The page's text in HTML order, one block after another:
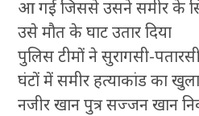
आ गई जिससे उसने समीर के
उसे मौत के घाट उतार दिया
पुलिस टीमों ने सुरागसी-
घंटों में समीर हत्याकांड का
नजीर खान पुत्र सज्जन खान